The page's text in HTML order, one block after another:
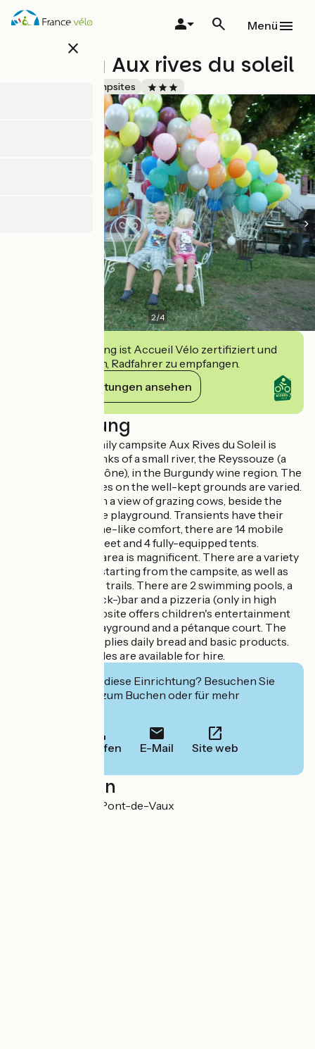
Direkt
zum
close
Menü
Camping Aux rives du soleil
Campsites
2/4
Diese Einrichtung ist Accueil Vélo zertifiziert und
verpflichtet sich, Radfahrer zu empfangen.
Ihre Verpflichtungen ansehen
Beschreibung
The charming family campsite Aux Rives du Soleil is
located on the banks of a small river, the Reyssouze (a
tributary of the Saône), in the Burgundy wine region. The
spacious campsites on the well-kept grounds are varied.
You can camp with a view of grazing cows, beside the
river or next to the playground. Transients have their
own plot. For home-like comfort, there are 14 mobile
homes, 4 CocoSweet and 4 fully-equipped tents.
The surrounding area is magnificent. There are a variety
of cycling routes starting from the campsite, as well as
signposted hiking trails. There are 2 swimming pools, a
restaurant, a (snack-)bar and a pizzeria (only in high
season). The campsite offers children's entertainment
(July, August), a playground and a pétanque court. The
grocery store supplies daily bread and basic products.
Canoes and bicycles are available for hire.
Interessiert Sie diese Einrichtung? Besuchen Sie
deren Website zum Buchen oder für mehr
Anrufen E-Mail Site web
Localisation
58 Le port 01190 Pont-de-Vaux